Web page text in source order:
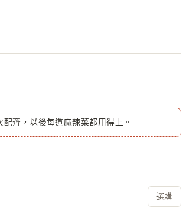
齊，以後每道麻辣菜都用得上。
選購